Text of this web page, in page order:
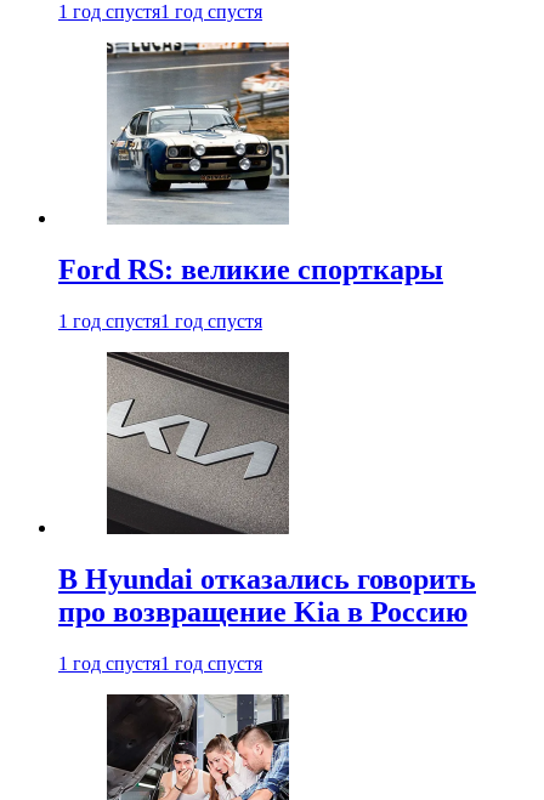
1 год спустя1 год спустя
Ford RS: великие спорткары
1 год спустя1 год спустя
В Hyundai отказались говорить
про возвращение Kia в Россию
1 год спустя1 год спустя